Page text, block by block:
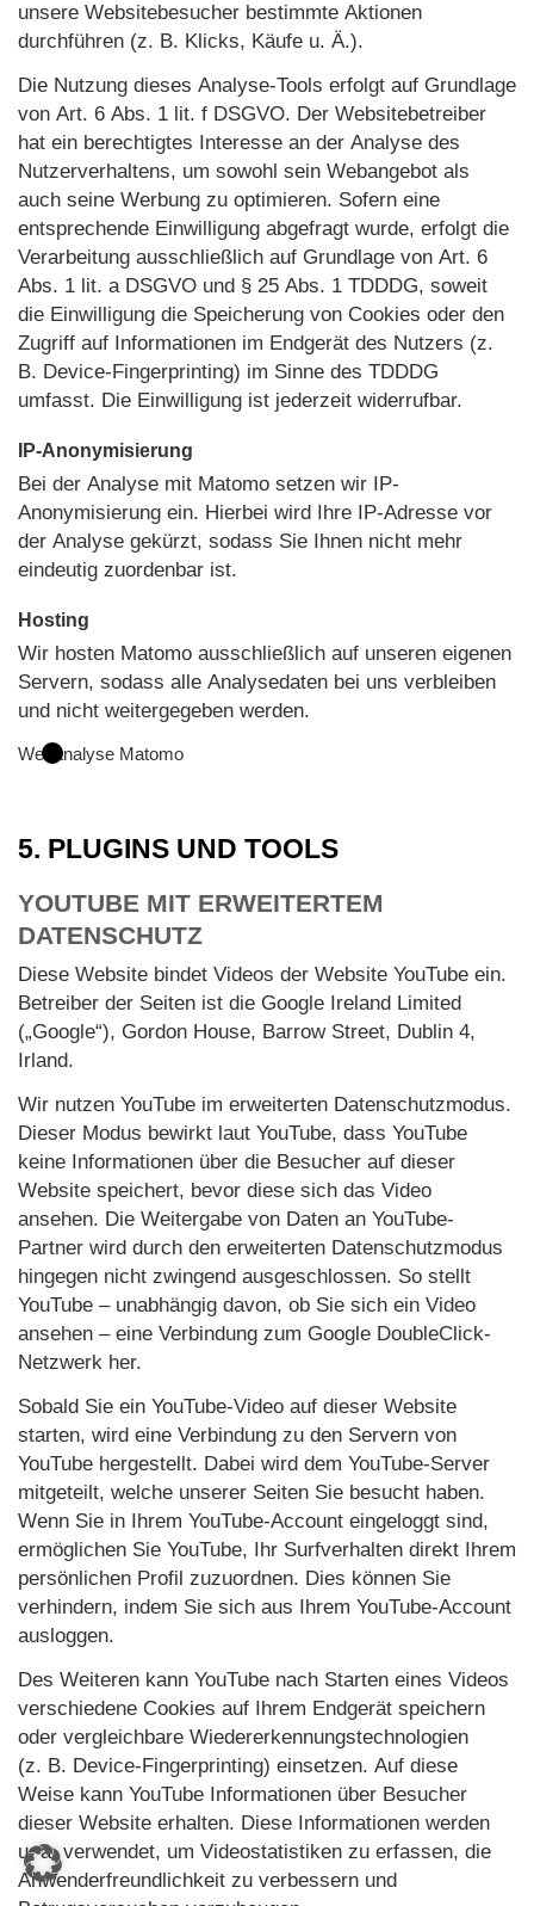
unsere Websitebesucher bestimmte Aktionen
durchführen (z. B. Klicks, Käufe u. Ä.).
Die Nutzung dieses Analyse-Tools erfolgt auf Grundlage
von Art. 6 Abs. 1 lit. f DSGVO. Der Websitebetreiber
hat ein berechtigtes Interesse an der Analyse des
Nutzerverhaltens, um sowohl sein Webangebot als
auch seine Werbung zu optimieren. Sofern eine
entsprechende Einwilligung abgefragt wurde, erfolgt die
Verarbeitung ausschließlich auf Grundlage von Art. 6
Abs. 1 lit. a DSGVO und § 25 Abs. 1 TDDDG, soweit
die Einwilligung die Speicherung von Cookies oder den
Zugriff auf Informationen im Endgerät des Nutzers (z.
B. Device-Fingerprinting) im Sinne des TDDDG
umfasst. Die Einwilligung ist jederzeit widerrufbar.
IP-Anonymisierung
Bei der Analyse mit Matomo setzen wir IP-
Anonymisierung ein. Hierbei wird Ihre IP-Adresse vor
der Analyse gekürzt, sodass Sie Ihnen nicht mehr
eindeutig zuordenbar ist.
Hosting
Wir hosten Matomo ausschließlich auf unseren eigenen
Servern, sodass alle Analysedaten bei uns verbleiben
und nicht weitergegeben werden.
Webanalyse Matomo
5. PLUGINS UND TOOLS
YOUTUBE MIT ERWEITERTEM
DATENSCHUTZ
Diese Website bindet Videos der Website YouTube ein.
Betreiber der Seiten ist die Google Ireland Limited
(„Google“), Gordon House, Barrow Street, Dublin 4,
Irland.
Wir nutzen YouTube im erweiterten Datenschutzmodus.
Dieser Modus bewirkt laut YouTube, dass YouTube
keine Informationen über die Besucher auf dieser
Website speichert, bevor diese sich das Video
ansehen. Die Weitergabe von Daten an YouTube-
Partner wird durch den erweiterten Datenschutzmodus
hingegen nicht zwingend ausgeschlossen. So stellt
YouTube – unabhängig davon, ob Sie sich ein Video
ansehen – eine Verbindung zum Google DoubleClick-
Netzwerk her.
Sobald Sie ein YouTube-Video auf dieser Website
starten, wird eine Verbindung zu den Servern von
YouTube hergestellt. Dabei wird dem YouTube-Server
mitgeteilt, welche unserer Seiten Sie besucht haben.
Wenn Sie in Ihrem YouTube-Account eingeloggt sind,
ermöglichen Sie YouTube, Ihr Surfverhalten direkt Ihrem
persönlichen Profil zuzuordnen. Dies können Sie
verhindern, indem Sie sich aus Ihrem YouTube-Account
ausloggen.
Des Weiteren kann YouTube nach Starten eines Videos
verschiedene Cookies auf Ihrem Endgerät speichern
oder vergleichbare Wiedererkennungstechnologien
(z. B. Device-Fingerprinting) einsetzen. Auf diese
Weise kann YouTube Informationen über Besucher
dieser Website erhalten. Diese Informationen werden
u. a. verwendet, um Videostatistiken zu erfassen, die
Anwenderfreundlichkeit zu verbessern und